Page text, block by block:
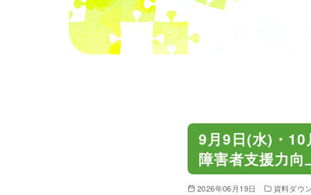
9月9日(水)・
障害者支援力
2026年06月19日 資料ダウ